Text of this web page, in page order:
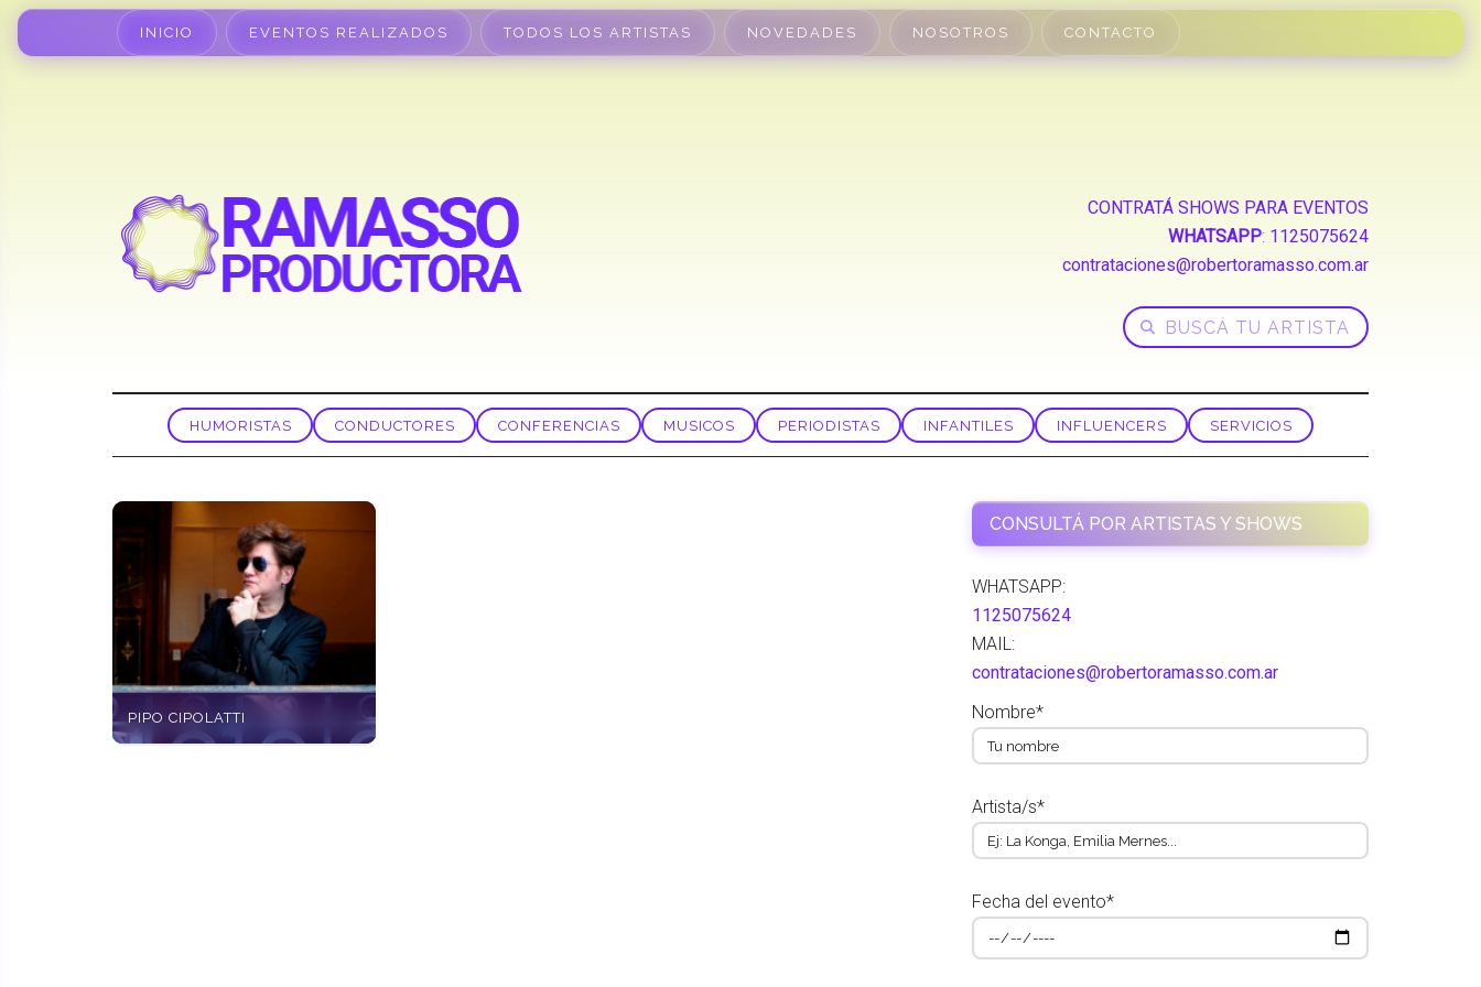
INICIO EVENTOS REALIZADOS TODOS LOS ARTISTAS NOVEDADES NOSOTROS CONTACTO
CONTRATÁ SHOWS PARA EVENTOS
WHATSAPP: 1125075624
contrataciones@robertoramasso.com.ar
HUMORISTAS CONDUCTORES CONFERENCIAS MUSICOS PERIODISTAS INFANTILES INFLUENCERS SERVICIOS
PIPO CIPOLATTI
CONSULTÁ POR ARTISTAS Y SHOWS
WHATSAPP:
1125075624
MAIL:
contrataciones@robertoramasso.com.ar
Nombre*
Artista/s*
Fecha del evento*